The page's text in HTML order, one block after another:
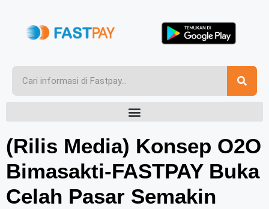
(Rilis Media) Konsep O2O
Bimasakti-FASTPAY Buka
Celah Pasar Semakin